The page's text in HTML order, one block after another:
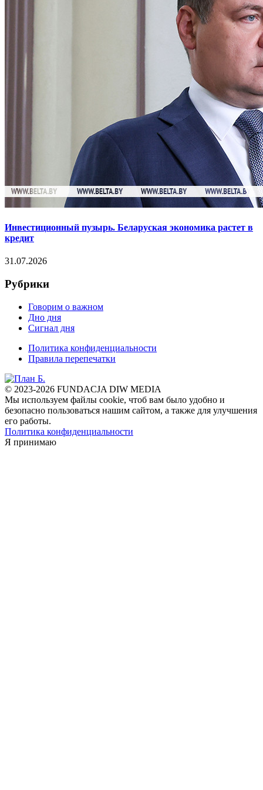
Инвестиционный пузырь. Беларуская экономика растет в
кредит
31.07.2026
Рубрики
Говорим о важном
Дно дня
Сигнал дня
Политика конфиденциальности
Правила перепечатки
© 2023-2026 FUNDACJA DIW MEDIA
Мы используем файлы cookie, чтоб вам было удобно и
безопасно пользоваться нашим сайтом, а также для улучшения
его работы.
Политика конфиденциальности
Я принимаю